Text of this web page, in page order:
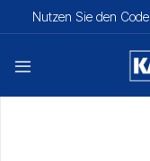
Nutzen Sie den Code